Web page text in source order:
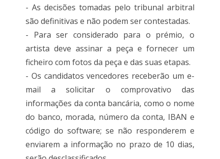
- As decisões tomadas pelo tribunal arbitral
são definitivas e não podem ser contestadas.
- Para ser considerado para o prémio, o
artista deve assinar a peça e fornecer um
ficheiro com fotos da peça e das suas etapas.
- Os candidatos vencedores receberão um e-
mail a solicitar o comprovativo das
informações da conta bancária, como o nome
do banco, morada, número da conta, IBAN e
código do software; se não responderem e
enviarem a informação no prazo de 10 dias,